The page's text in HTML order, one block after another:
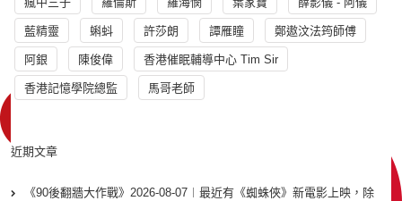
藍精靈 蝌蚪 許莎朗 譚雁瞳 鄭遨汶法筠師傅
阿銀 陳俊偉 香港催眠輔導中心 Tim Sir
香港記憶學院總監 馬哥老師
近期文章
《90後翻牆大作戰》2026-08-07︱最近有《蜘蛛俠》新電影上映，除